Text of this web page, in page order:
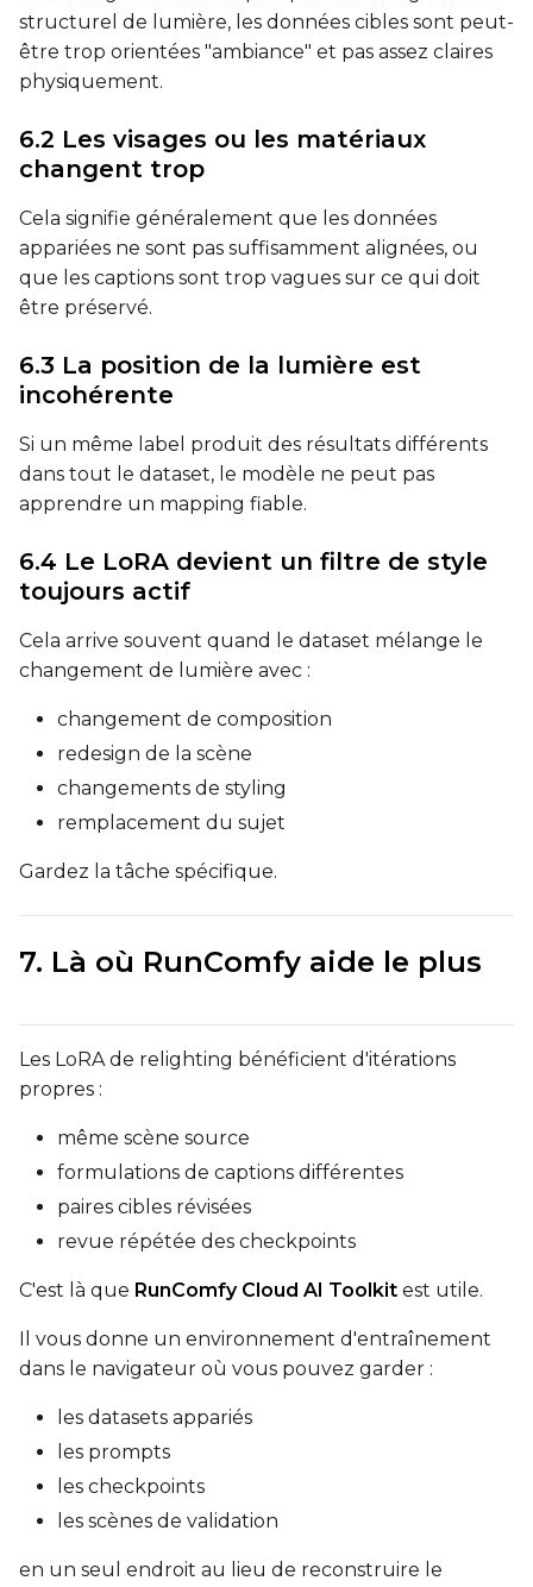
Seed
LoRA Scale
structurel de lumière, les données cibles sont peut-
être trop orientées "ambiance" et pas assez claires
physiquement.
6.2 Les visages ou les matériaux
changent trop
Cela signifie généralement que les données
appariées ne sont pas suffisamment alignées, ou
que les captions sont trop vagues sur ce qui doit
être préservé.
6.3 La position de la lumière est
incohérente
Si un même label produit des résultats différents
dans tout le dataset, le modèle ne peut pas
apprendre un mapping fiable.
6.4 Le LoRA devient un filtre de style
toujours actif
Cela arrive souvent quand le dataset mélange le
changement de lumière avec :
changement de composition
redesign de la scène
changements de styling
remplacement du sujet
Gardez la tâche spécifique.
7. Là où RunComfy aide le plus
Les LoRA de relighting bénéficient d'itérations
propres :
même scène source
formulations de captions différentes
paires cibles révisées
revue répétée des checkpoints
C'est là que RunComfy Cloud AI Toolkit est utile.
Il vous donne un environnement d'entraînement
dans le navigateur où vous pouvez garder :
les datasets appariés
les prompts
les checkpoints
les scènes de validation
en un seul endroit au lieu de reconstruire le